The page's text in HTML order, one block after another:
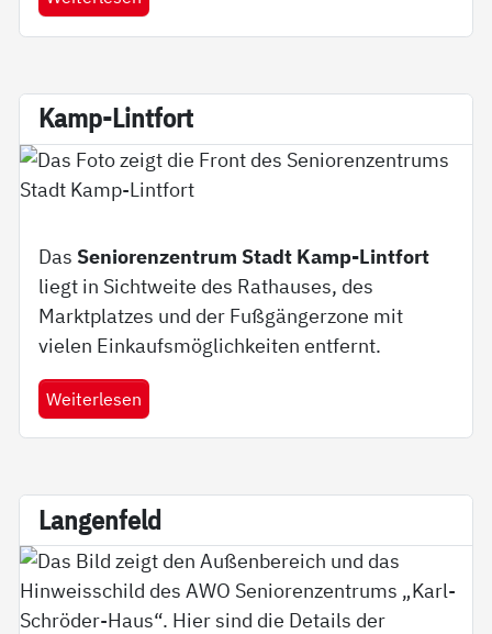
Kamp-Lint­fort
Das Seniorenzentrum Stadt Kamp-Lintfort
liegt in Sichtweite des Rathauses, des
Marktplatzes und der Fußgängerzone mit
vielen Einkaufsmöglichkeiten entfernt.
Weiterlesen
Lan­gen­feld